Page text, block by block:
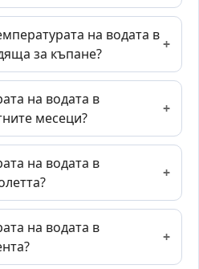
на водата в
за къпане?
на водата в
месеци?
на водата в
на водата в